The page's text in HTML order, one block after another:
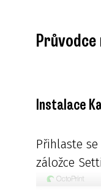
Instalace
Přihlaste
záložce